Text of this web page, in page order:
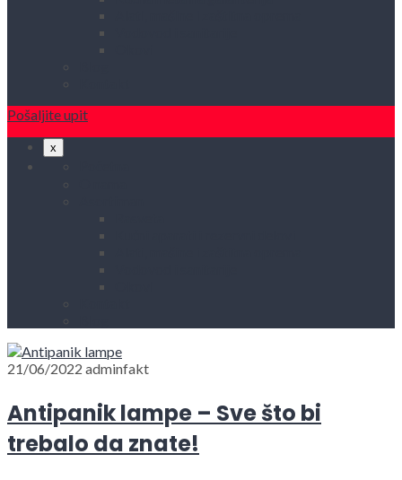
Pošaljite upit
x
21/06/2022 adminfakt
Antipanik lampe – Sve što bi
trebalo da znate!